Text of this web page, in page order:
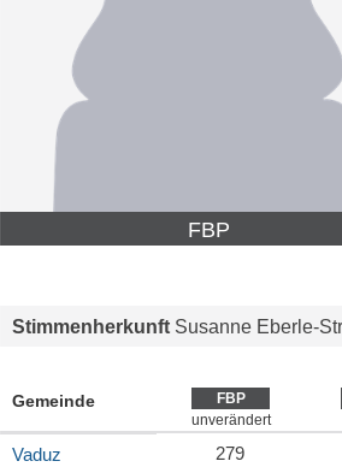
FBP
Stimmenherkunft Susanne Eberle-
Gemeinde
FBP
unverändert
Vaduz 279